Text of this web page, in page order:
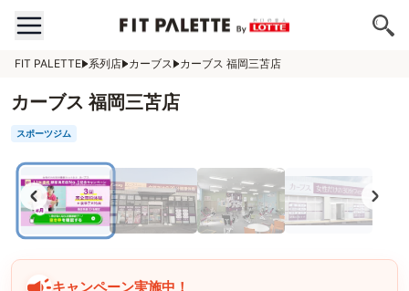
FIT PALETTE 系列店 カーブス カーブス 福岡三苫店
カーブス 福岡三苫店
スポーツジム
キャンペーン実施中！